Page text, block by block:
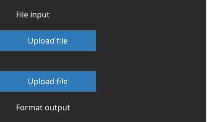
File input
Upload file
Upload file
Format output